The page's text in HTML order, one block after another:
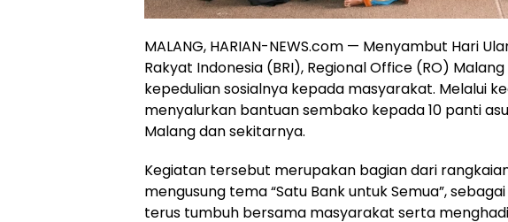
MALANG, HARIAN-NEWS.com — Menyambut Hari
Rakyat Indonesia (BRI), Regional Office (RO)
kepedulian sosialnya kepada masyarakat. Melalui
menyalurkan bantuan sembako kepada 10 panti
Malang dan sekitarnya.
Kegiatan tersebut merupakan bagian dari
mengusung tema “Satu Bank untuk Semua”,
terus tumbuh bersama masyarakat serta